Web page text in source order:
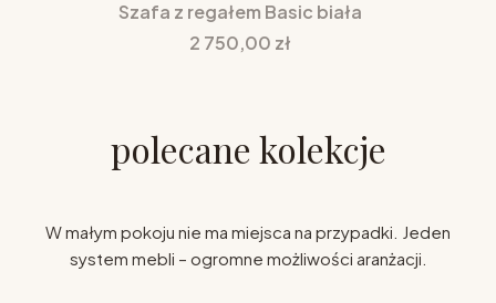
Szafa z regałem Basic biała
Cena
2 750,00 zł
polecane kolekcje
W małym pokoju nie ma miejsca na przypadki. Jeden
system mebli – ogromne możliwości aranżacji.